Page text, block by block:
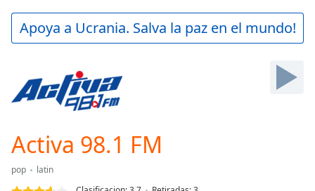
Play
Video
Backward
Skip
Forward
Current
Time0:00
Duration
Apoya a Ucrania. Salva la paz en el mundo!
Activa 98.1 FM
pop
latin